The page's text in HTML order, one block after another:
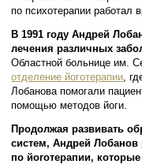
по психотерапии работал
В 1991 году Андрей
лечения различных
Областной больнице им.
отделение йоготерапии ,
Лобанова помогали
помощью методов йоги.
Продолжая развивать
систем, Андрей Лобанов
по йоготерапии,